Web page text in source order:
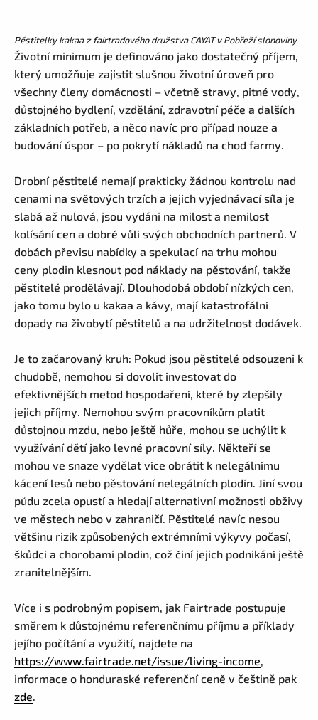
Pěstitelky kakaa z fairtradového družstva CAYAT v Pobřeží slonoviny
Životní minimum je definováno jako dostatečný příjem,
který umožňuje zajistit slušnou životní úroveň pro
všechny členy domácnosti – včetně stravy, pitné vody,
důstojného bydlení, vzdělání, zdravotní péče a dalších
základních potřeb, a něco navíc pro případ nouze a
budování úspor – po pokrytí nákladů na chod farmy.
Drobní pěstitelé nemají prakticky žádnou kontrolu nad
cenami na světových trzích a jejich vyjednávací síla je
slabá až nulová, jsou vydáni na milost a nemilost
kolísání cen a dobré vůli svých obchodních partnerů. V
dobách převisu nabídky a spekulací na trhu mohou
ceny plodin klesnout pod náklady na pěstování, takže
pěstitelé prodělávají. Dlouhodobá období nízkých cen,
jako tomu bylo u kakaa a kávy, mají katastrofální
dopady na živobytí pěstitelů a na udržitelnost dodávek.
Je to začarovaný kruh: Pokud jsou pěstitelé odsouzeni k
chudobě, nemohou si dovolit investovat do
efektivnějších metod hospodaření, které by zlepšily
jejich příjmy. Nemohou svým pracovníkům platit
důstojnou mzdu, nebo ještě hůře, mohou se uchýlit k
využívání dětí jako levné pracovní síly. Někteří se
mohou ve snaze vydělat více obrátit k nelegálnímu
kácení lesů nebo pěstování nelegálních plodin. Jiní svou
půdu zcela opustí a hledají alternativní možnosti obživy
ve městech nebo v zahraničí. Pěstitelé navíc nesou
většinu rizik způsobených extrémními výkyvy počasí,
škůdci a chorobami plodin, což činí jejich podnikání ještě
zranitelnějším.
Více i s podrobným popisem, jak Fairtrade postupuje
směrem k důstojnému referenčnímu příjmu a příklady
jejího počítání a využití, najdete na
https://www.fairtrade.net/issue/living-income,
informace o honduraské referenční ceně v češtině pak
zde.